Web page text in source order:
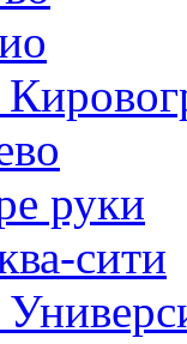
руки
сити